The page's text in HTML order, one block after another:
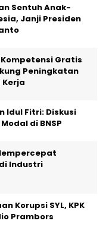
Sentuh Anak-
Janji Presiden
Gratis
Peningkatan
Idul Fitri: Diskusi
di BNSP
Industri
Korupsi SYL, KPK
Prambors